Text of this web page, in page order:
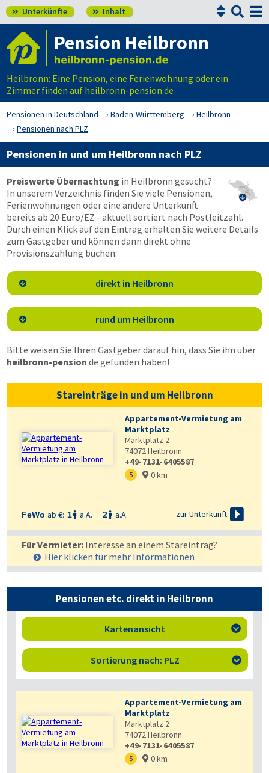
 Unterkünfte  Inhalt 

Pension Heilbronn
Heilbronn: Eine Pension, eine Ferienwohnung oder ein
Zimmer finden auf heilbronn-pension.de
Pensionen in Deutschland Baden-Württemberg
Heilbronn
Pensionen nach PLZ
Pensionen in und um Heilbronn nach PLZ

Preiswerte Übernachtung in Heilbronn gesucht?
In unserem Verzeichnis finden Sie viele Pensionen,
Ferienwohnungen oder eine andere Unterkunft
bereits ab 20 Euro/EZ - aktuell sortiert nach Postleitzahl.
Durch einen Klick auf den Eintrag erhalten Sie weitere Details
zum Gastgeber und können dann direkt ohne
Provisionszahlung buchen:
 direkt in Heilbronn
 rund um Heilbronn
Bitte weisen Sie Ihren Gastgeber darauf hin, dass Sie ihn über
heilbronn-pension.de gefunden haben!
Stareinträge in und um Heilbronn
Appartement-Vermietung am
Marktplatz
Marktplatz 2
74072Heilbronn
+49-7131-6405587
5  0 km
FeWo ab €: 1 a.A. 2 a.A. zur Unterkunft 
Für Vermieter: Interesse an einem Stareintrag?
Hier klicken für mehr Informationen
Pensionen etc. direkt in Heilbronn
Kartenansicht 
Sortierung nach: PLZ 
Appartement-Vermietung am
Marktplatz
Marktplatz 2
74072Heilbronn
+49-7131-6405587
5  0 km